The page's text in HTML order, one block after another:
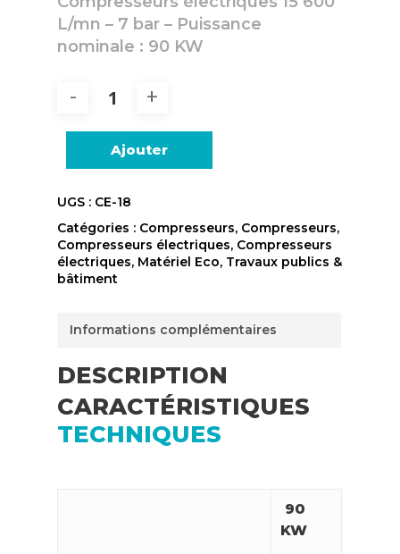
L/mn – 7 bar – Puissance
nominale : 90 KW
Ajouter
UGS : CE-18
Catégories : Compresseurs, Compresseurs,
Compresseurs électriques, Compresseurs
électriques, Matériel Eco, Travaux publics &
bâtiment
Informations complémentaires
DESCRIPTION
CARACTÉRISTIQUES
TECHNIQUES
90
KW